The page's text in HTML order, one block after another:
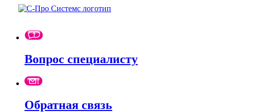
Вопрос специалисту
Обратная связь